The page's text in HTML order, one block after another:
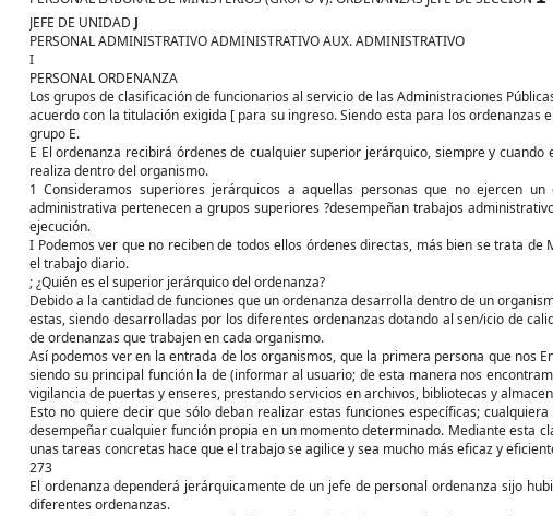
JEFE DE UNIDAD J
PERSONAL ADMINISTRATIVO ADMINISTRATIVO AUX. ADMINISTRATIVO
I
PERSONAL ORDENANZA
Los grupos de clasificación de funcionarios al servicio de las Administraciones
acuerdo con la titulación exigida [ para su ingreso. Siendo esta para los
grupo E.
E El ordenanza recibirá órdenes de cualquier superior jerárquico, siempre y cuando
realiza dentro del organismo.
1 Consideramos superiores jerárquicos a aquellas personas que no ejercen
administrativa pertenecen a grupos superiores ?desempeñan trabajos
ejecución.
I Podemos ver que no reciben de todos ellos órdenes directas, más bien se trata
el trabajo diario.
; ¿Quién es el superior jerárquico del ordenanza?
Debido a la cantidad de funciones que un ordenanza desarrolla dentro de un
estas, siendo desarrolladas por los diferentes ordenanzas dotando al sen/icio de
de ordenanzas que trabajen en cada organismo.
Así podemos ver en la entrada de los organismos, que la primera persona que nos
siendo su principal función la de (informar al usuario; de esta manera nos
vigilancia de puertas y enseres, prestando servicios en archivos, bibliotecas y
Esto no quiere decir que sólo deban realizar estas funciones específicas;
desempeñar cualquier función propia en un momento determinado. Mediante esta
unas tareas concretas hace que el trabajo se agilice y sea mucho más eficaz y
273
El ordenanza dependerá jerárquicamente de un jefe de personal ordenanza sijo
diferentes ordenanzas.